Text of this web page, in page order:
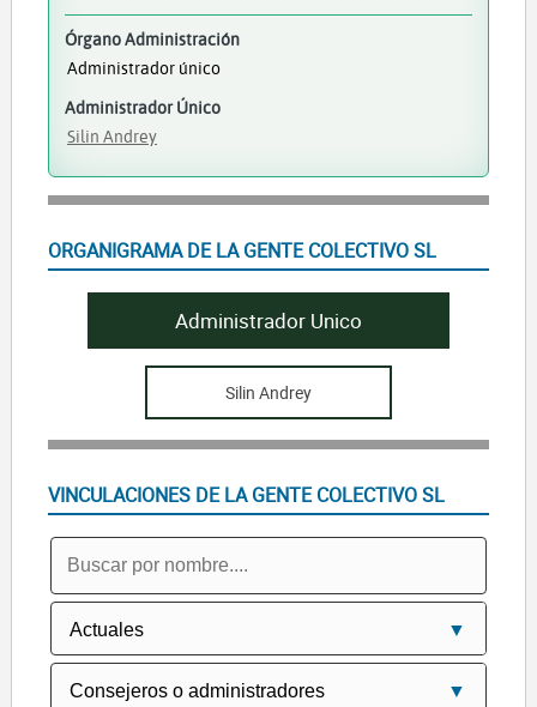
Órgano Administración
Administrador único
Administrador Único
Silin Andrey
ORGANIGRAMA DE LA GENTE COLECTIVO SL
Administrador Unico
Silin Andrey
VINCULACIONES DE LA GENTE COLECTIVO SL